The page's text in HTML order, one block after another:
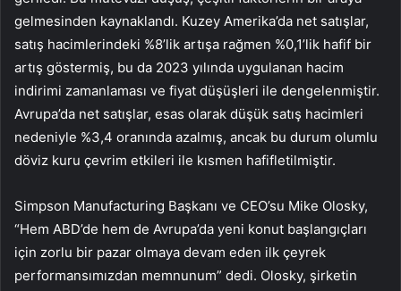
gelmesinden kaynaklandı. Kuzey Amerika’da net satışlar,
satış hacimlerindeki %8’lik artışa rağmen %0,1’lik hafif bir
artış göstermiş, bu da 2023 yılında uygulanan hacim
indirimi zamanlaması ve fiyat düşüşleri ile dengelenmiştir.
Avrupa’da net satışlar, esas olarak düşük satış hacimleri
nedeniyle %3,4 oranında azalmış, ancak bu durum olumlu
döviz kuru çevrim etkileri ile kısmen hafifletilmiştir.
Simpson Manufacturing Başkanı ve CEO’su Mike Olosky,
“Hem ABD’de hem de Avrupa’da yeni konut başlangıçları
için zorlu bir pazar olmaya devam eden ilk çeyrek
performansımızdan memnunum” dedi. Olosky, şirketin